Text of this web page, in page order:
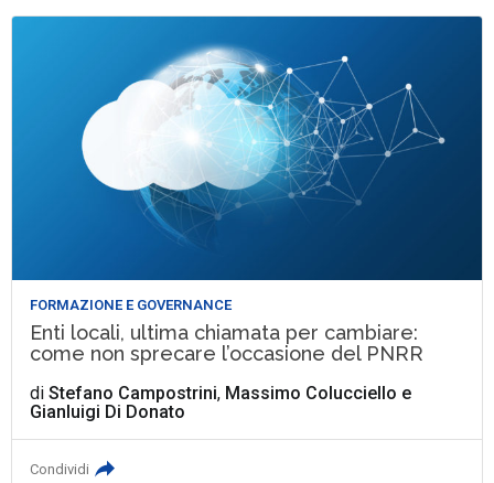
FORMAZIONE E GOVERNANCE
Enti locali, ultima chiamata per cambiare:
come non sprecare l’occasione del PNRR
diStefano Campostrini, Massimo Colucciello e
Gianluigi Di Donato
Condividi